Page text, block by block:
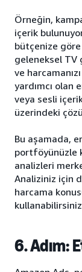
Örneğin,
içerik
bütçenize
geleneksel TV
ve
yardımcı
veya sesli
üzerindeki
Bu aşamada,
portföyünüzle
analizleri
Analiziniz için
harcama
6. Adım: